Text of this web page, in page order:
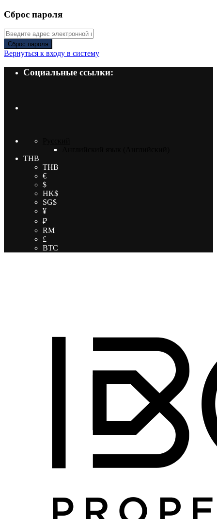
Сброс пароля
Сброс пароля
Вернуться к входу в систему
Социальные ссылки:
THB
THB
€
$
HK$
SG$
¥
₽
RM
£
BTC